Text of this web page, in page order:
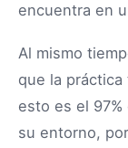
encuentra en
Al mismo
que la
esto es el
su entorno,